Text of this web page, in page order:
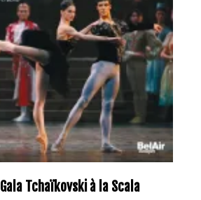
Gala Tchaïkovski à la Scala